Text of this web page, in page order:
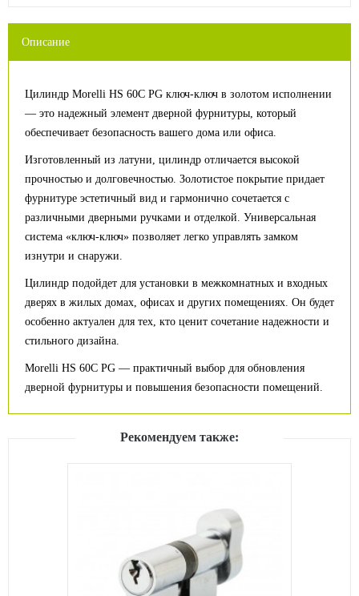
Описание
Цилиндр Morelli HS 60C PG ключ-ключ в золотом исполнении
— это надежный элемент дверной фурнитуры, который
обеспечивает безопасность вашего дома или офиса.
Изготовленный из латуни, цилиндр отличается высокой
прочностью и долговечностью. Золотистое покрытие придает
фурнитуре эстетичный вид и гармонично сочетается с
различными дверными ручками и отделкой. Универсальная
система «ключ-ключ» позволяет легко управлять замком
изнутри и снаружи.
Цилиндр подойдет для установки в межкомнатных и входных
дверях в жилых домах, офисах и других помещениях. Он будет
особенно актуален для тех, кто ценит сочетание надежности и
стильного дизайна.
Morelli HS 60C PG — практичный выбор для обновления
дверной фурнитуры и повышения безопасности помещений.
Рекомендуем также: